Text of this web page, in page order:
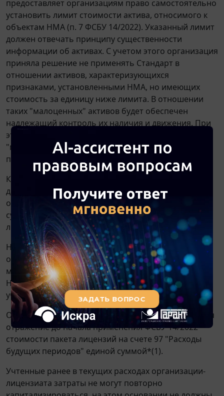
предоставляет организациям право самостоятельно
установить лимит стоимости актива, относимого к
объектам НМА (п. 7 ФСБУ 14/2022). Указанный лимит
должен отвечать принципу существенности
информации об активах. С учетом этого организация
приняла решение не применять Стандарт в
отношении активов, характеризующихся
признаками, установленными НМА, но имеющих
стоимость за единицу ниже лимита. В отношении
таких "малоценных" активов будет обеспечен
надлежащий контроль их наличия и движения. При
этом затраты на приобретение, создание
"малоценных" активов признаются расходами
периода, в котором они понесены.
Как мы поняли из рассматриваемой ситуации, в
данном случае стоимость приобретения одной
отдельной лицензионной программы не
существенна, и таким образом каждая отдельная
лицензия может не учитываться в составе НМА.
Но в рассматриваемой ситуации хотя бы стоимость
одного объекта и является незначительной, имеет
место такое количество однородных "малоценных"
НМА, при котором информация о таких объектах
учета в целом становится существенной.
Особенностью рассматриваемой ситуации является
отражение до начала применения ФСБУ 14/2022
стоимости пакета лицензий на счете 97 "Расходы
будущих периодов" единой суммой*(1).
Учтенные ранее в текущих расходах организации-
лицензиата затраты не могут повторно